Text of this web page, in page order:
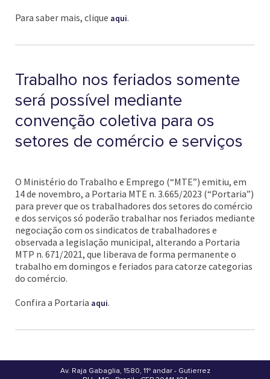
Para saber mais, clique aqui.
Trabalho nos feriados somente
será possível mediante
convenção coletiva para os
setores de comércio e serviços
O Ministério do Trabalho e Emprego (“MTE”) emitiu, em
14 de novembro, a Portaria MTE n. 3.665/2023 (“Portaria”)
para prever que os trabalhadores dos setores do comércio
e dos serviços só poderão trabalhar nos feriados mediante
negociação com os sindicatos de trabalhadores e
observada a legislação municipal, alterando a Portaria
MTP n. 671/2021, que liberava de forma permanente o
trabalho em domingos e feriados para catorze categorias
do comércio.
Confira a Portaria aqui.
Av. Raja Gabaglia, 1580, 11º andar - Gutierrez